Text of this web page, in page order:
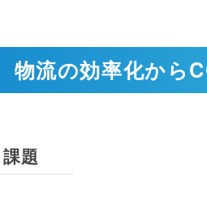
物流の効率化から
題